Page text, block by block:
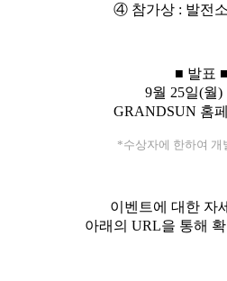
④ 참가상 : 발전
■ 발표 ■
9월 25일(월)
GRANDSUN 홈
*수상자에 한하여 개
이벤트에 대한 자
아래의 URL을 통해